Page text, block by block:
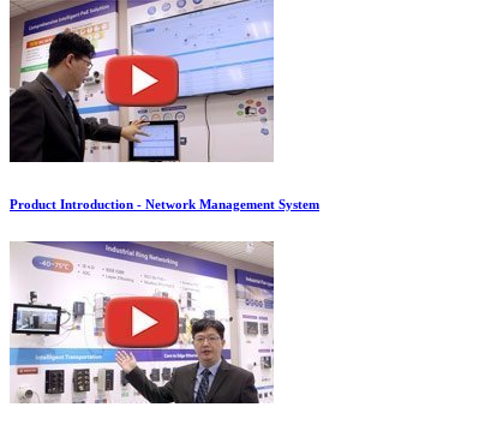
Product Introduction - Network Management System